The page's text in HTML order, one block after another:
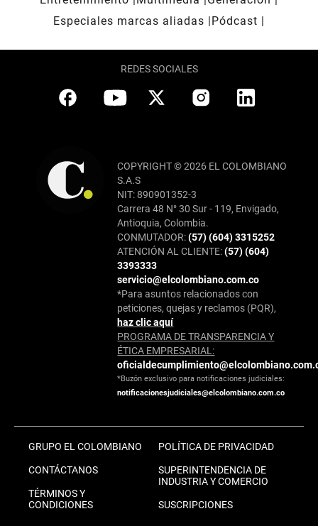
Especiales marcas aliadas
Pódcast
REDES SOCIALES
COPYRIGHT © 2026 EL COLOMBIANO
S.A.S
NIT: 890901352-3
Carrera 48 N° 30 Sur - 119, Envigado,
Antioquia, Colombia.
CONMUTADOR:(57) (604) 3315252
ATENCIÓN AL CLIENTE:(57) (604)
3393333
servicio@elcolombiano.com.co
*Para asuntos relacionados con
peticiones, quejas y reclamos (PQR),
haz clic aquí
PROGRAMA DE TRANSPARENCIA Y
ÉTICA EMPRESARIAL:
*Buzón exclusivo para notificaciones judiciales:
notificacionesjudiciales@elcolombiano.com.co
GRUPO EL COLOMBIANO
CONTÁCTANOS
TÉRMINOS Y
CONDICIONES
POLÍTICA DE PRIVACIDAD
SUPERINTENDENCIA DE
INDUSTRIA Y COMERCIO
SUSCRIPCIONES